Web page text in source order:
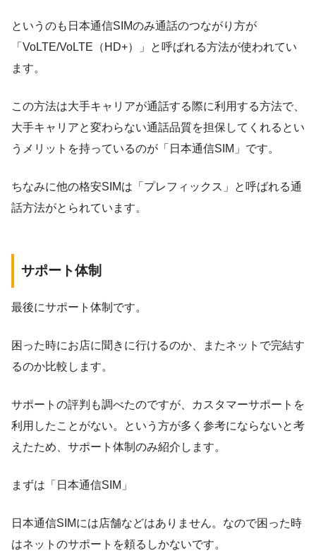
というのも日本通信SIMのみ通話のつながり方が
「VoLTE/VoLTE（HD+）」と呼ばれる方法が使われてい
ます。
この方法は大手キャリアが通話する際に利用する方法で、
大手キャリアと変わらない通話品質を担保してくれるとい
うメリットを持っているのが「日本通信SIM」です。
ちなみに他の格安SIMは「プレフィックス」と呼ばれる通
話方法がとられています。
サポート体制
最後にサポート体制です。
困った時にお店に聞きに行けるのか、またネットで完結す
るのか比較します。
サポートの評判も調べたのですが、カスタマーサポートを
利用したことがない。という方が多く参考にならないと考
えたため、サポート体制のみ紹介します。
まずは「日本通信SIM」
日本通信SIMには店舗などはありません。なので困った時
はネットのサポートを頼るしかないです。